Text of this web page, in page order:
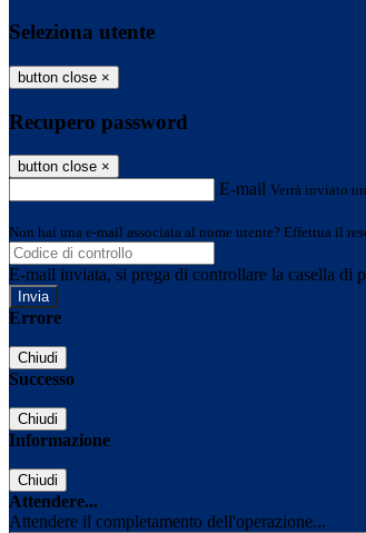
Seleziona utente
button close ×
Recupero password
button close ×
E-mail Verrà inviato
Non hai una e-mail associata al nome utente? Effettua il
E-mail inviata, si prega di controllare la casella di
Errore
Chiudi
Successo
Chiudi
Informazione
Chiudi
Attendere...
Attendere il completamento dell'operazione...